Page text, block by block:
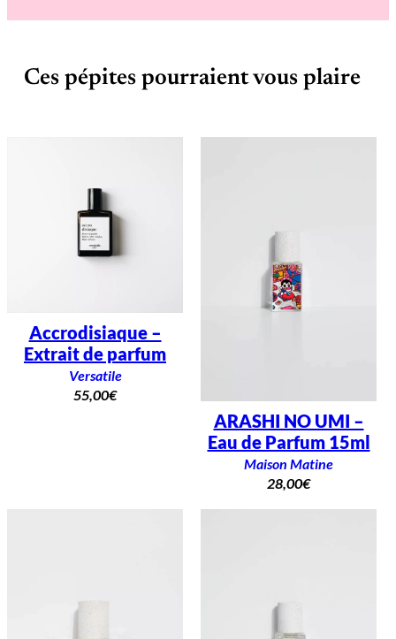
Ces pépites pourraient vous plaire
Accrodisiaque –
Extrait de parfum
Versatile
55,00€
ARASHI NO UMI –
Eau de Parfum 15ml
Maison Matine
28,00€